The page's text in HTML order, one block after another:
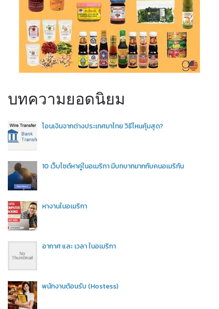
บทความยอดนิยม
โอนเงินจากต่างประเทศมาไทย วิธีไหนคุ้มสุด?
10 เว็บไซต์หาคู่ในอเมริกา มีบทบาทมากกับคนอเมริกัน
หางานในอเมริกา
อากาศ และ เวลา ในอเมริกา
พนักงานต้อนรับ (Hostess)